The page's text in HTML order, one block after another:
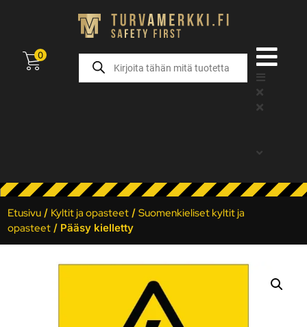
0
Etusivu / Kyltit ja opasteet /Suomenkieliset kyltit ja
opasteet / Pääsy kielletty